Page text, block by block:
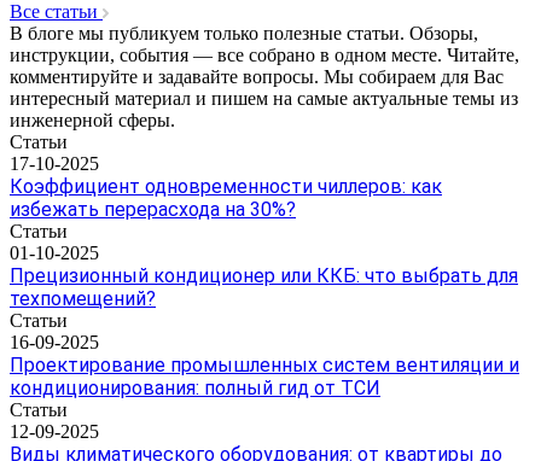
Все статьи
В блоге мы публикуем только полезные статьи. Обзоры,
инструкции, события — все собрано в одном месте. Читайте,
комментируйте и задавайте вопросы. Мы собираем для Вас
интересный материал и пишем на самые актуальные темы из
инженерной сферы.
Статьи
17-10-2025
Коэффициент одновременности чиллеров: как
избежать перерасхода на 30%?
Статьи
01-10-2025
Прецизионный кондиционер или ККБ: что выбрать для
техпомещений?
Статьи
16-09-2025
Проектирование промышленных систем вентиляции и
кондиционирования: полный гид от ТСИ
Статьи
12-09-2025
Виды климатического оборудования: от квартиры до